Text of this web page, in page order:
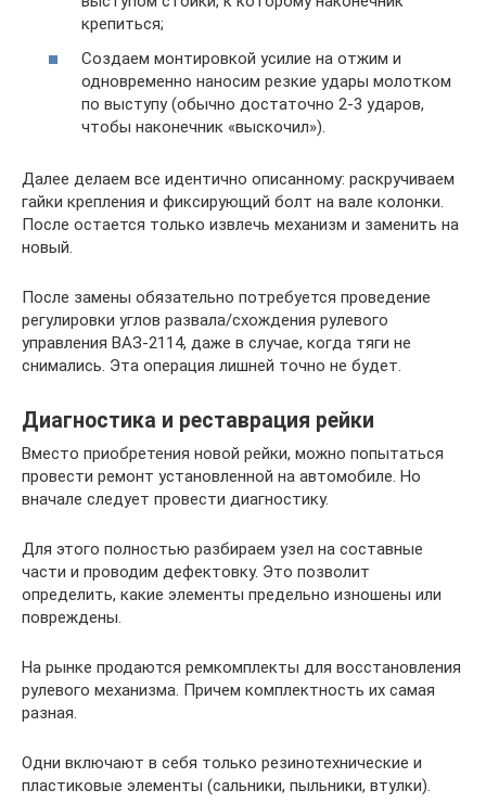
крепиться;
Создаем монтировкой усилие на отжим и
одновременно наносим резкие удары молотком
по выступу (обычно достаточно 2-3 ударов,
чтобы наконечник «выскочил»).
Далее делаем все идентично описанному: раскручиваем
гайки крепления и фиксирующий болт на вале колонки.
После остается только извлечь механизм и заменить на
новый.
После замены обязательно потребуется проведение
регулировки углов развала/схождения рулевого
управления ВАЗ-2114, даже в случае, когда тяги не
снимались. Эта операция лишней точно не будет.
Диагностика и реставрация рейки
Вместо приобретения новой рейки, можно попытаться
провести ремонт установленной на автомобиле. Но
вначале следует провести диагностику.
Для этого полностью разбираем узел на составные
части и проводим дефектовку. Это позволит
определить, какие элементы предельно изношены или
повреждены.
На рынке продаются ремкомплекты для восстановления
рулевого механизма. Причем комплектность их самая
разная.
Одни включают в себя только резинотехнические и
пластиковые элементы (сальники, пыльники, втулки).